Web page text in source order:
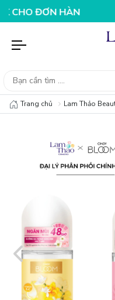
HÀNG 199KNHẬP
Trang chủ Lam Thảo